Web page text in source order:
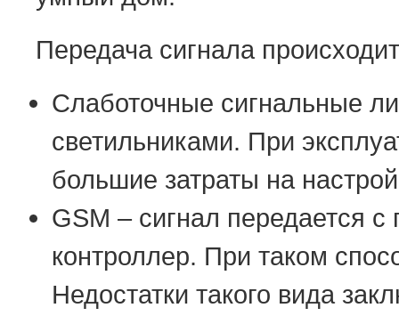
Передача сигнала
Слаботочные сигнальные
светильниками. При
большие затраты на
GSM – сигнал передается
контроллер. При таком
Недостатки такого вида